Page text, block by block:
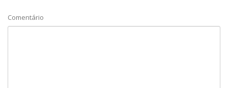
Comentário